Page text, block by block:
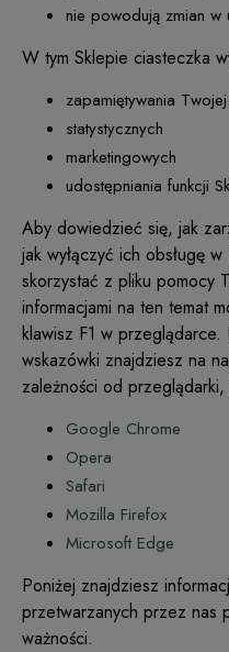
nie powodują zmian w
W tym Sklepie ciasteczka
zapamiętywania
statystycznych
marketingowych
udostępniania funkcji
Aby dowiedzieć się, jak
jak wyłączyć ich obsługę
skorzystać z pliku pomocy
informacjami na ten temat
klawisz F1 w
wskazówki znajdziesz na
zależności od
Google Chrome
Opera
Safari
Mozilla Firefox
Microsoft Edge
Poniżej znajdziesz
przetwarzanych przez nas
ważności.